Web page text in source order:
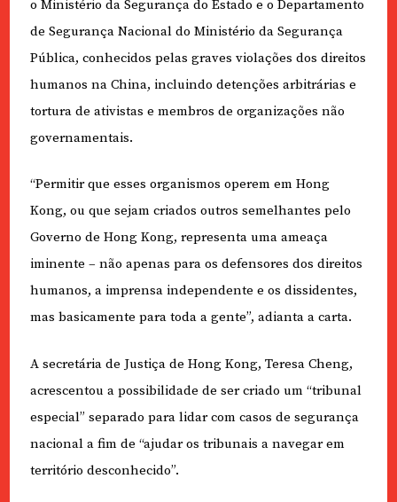
o Ministério da Segurança do Estado e o Departamento
de Segurança Nacional do Ministério da Segurança
Pública, conhecidos pelas graves violações dos direitos
humanos na China, incluindo detenções arbitrárias e
tortura de ativistas e membros de organizações não
governamentais.
“Permitir que esses organismos operem em Hong
Kong, ou que sejam criados outros semelhantes pelo
Governo de Hong Kong, representa uma ameaça
iminente – não apenas para os defensores dos direitos
humanos, a imprensa independente e os dissidentes,
mas basicamente para toda a gente”, adianta a carta.
A secretária de Justiça de Hong Kong, Teresa Cheng,
acrescentou a possibilidade de ser criado um “tribunal
especial” separado para lidar com casos de segurança
nacional a fim de “ajudar os tribunais a navegar em
território desconhecido”.